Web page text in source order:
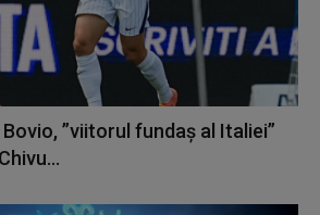
”viitorul fundaș al Italiei”